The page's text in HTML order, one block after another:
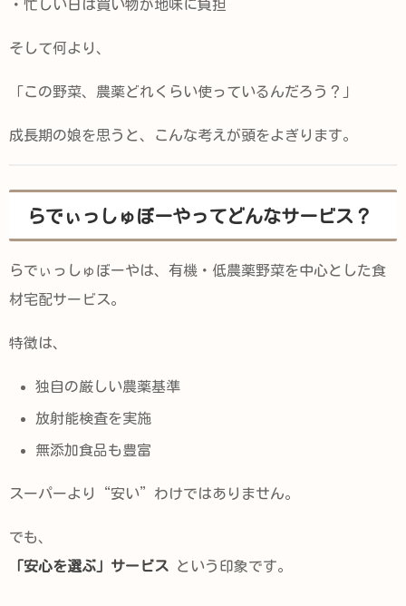
・忙しい日は買い物が地味に負担
そして何より、
「この野菜、農薬どれくらい使っているんだろう？」
成長期の娘を思うと、こんな考えが頭をよぎります。
らでぃっしゅぼーやってどんなサービス？
らでぃっしゅぼーやは、有機・低農薬野菜を中心とした食
材宅配サービス。
特徴は、
独自の厳しい農薬基準
放射能検査を実施
無添加食品も豊富
スーパーより“安い”わけではありません。
でも、
「安心を選ぶ」サービス という印象です。